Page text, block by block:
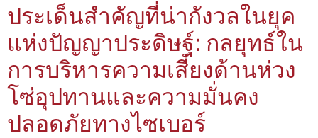
ประเด็นสำคัญที่น่ากังวลในยุค
แห่งปัญญาประดิษฐ์: กลยุทธ์ใน
การบริหารความเสี่ยงด้านห่วง
โซ่อุปทานและความมั่นคง
ปลอดภัยทางไซเบอร์